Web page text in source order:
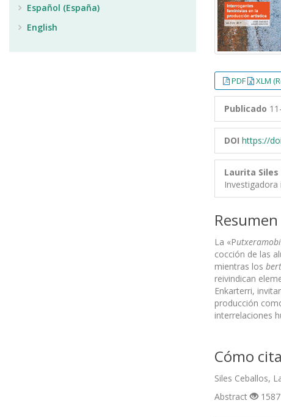
PDF XLM
Publicado
DOI https://
Laurita Siles
Investigadora
Resumen
La «P
cocción de las
mientras los
reivindican
Enkarterri,
producción
interrelaciones
Cómo
Siles Ceballos,
Abstract
Español (España)
English